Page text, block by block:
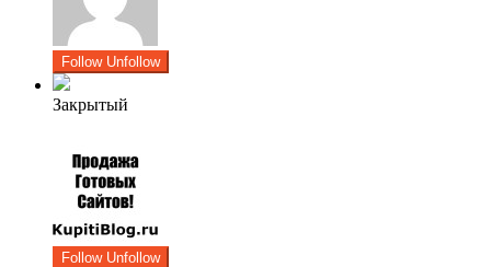
Follow Unfollow
Закрытый
Follow Unfollow